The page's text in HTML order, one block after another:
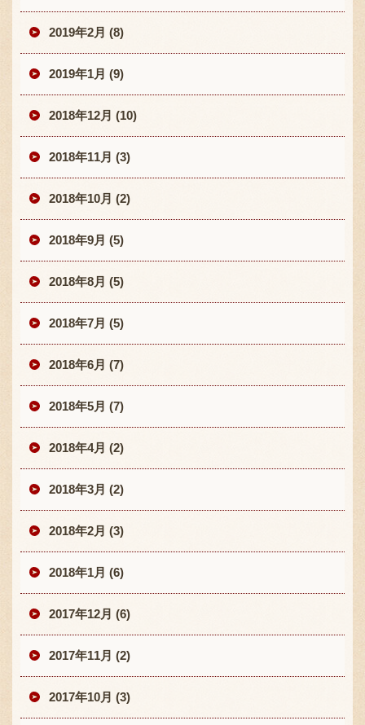
2019年2月 (8)
2019年1月 (9)
2018年12月 (10)
2018年11月 (3)
2018年10月 (2)
2018年9月 (5)
2018年8月 (5)
2018年7月 (5)
2018年6月 (7)
2018年5月 (7)
2018年4月 (2)
2018年3月 (2)
2018年2月 (3)
2018年1月 (6)
2017年12月 (6)
2017年11月 (2)
2017年10月 (3)